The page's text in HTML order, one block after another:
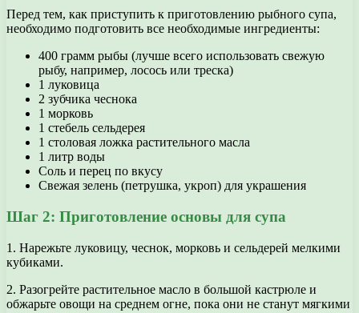
Перед тем, как приступить к приготовлению рыбного супа,
необходимо подготовить все необходимые ингредиенты:
400 грамм рыбы (лучше всего использовать свежую
рыбу, например, лосось или треска)
1 луковица
2 зубчика чеснока
1 морковь
1 стебель сельдерея
1 столовая ложка растительного масла
1 литр воды
Соль и перец по вкусу
Свежая зелень (петрушка, укроп) для украшения
Шаг 2: Приготовление основы для супа
1. Нарежьте луковицу, чеснок, морковь и сельдерей мелкими
кубиками.
2. Разогрейте растительное масло в большой кастрюле и
обжарьте овощи на среднем огне, пока они не станут мягкими